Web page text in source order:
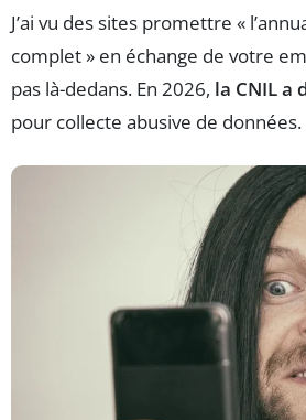
J’ai vu des sites promettre «
complet » en échange de votre
pas là-dedans. En 2026, la CNIL a
pour collecte abusive de données.